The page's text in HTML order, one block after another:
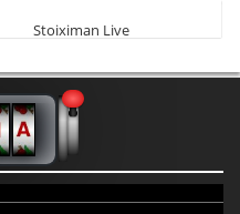
δωρεάν
Stoiximan Live